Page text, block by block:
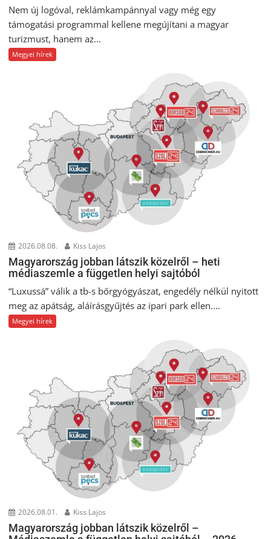
Nem új logóval, reklámkampánnyal vagy még egy
támogatási programmal kellene megújítani a magyar
turizmust, hanem az...
Megyei hírek
2026.08.08. Kiss Lajos
Magyarország jobban látszik közelről – heti
médiaszemle a független helyi sajtóból
“Luxussá” válik a tb-s bőrgyógyászat, engedély nélkül nyitott
meg az apátság, aláírásgyűjtés az ipari park ellen....
Megyei hírek
2026.08.01. Kiss Lajos
Magyarország jobban látszik közelről –